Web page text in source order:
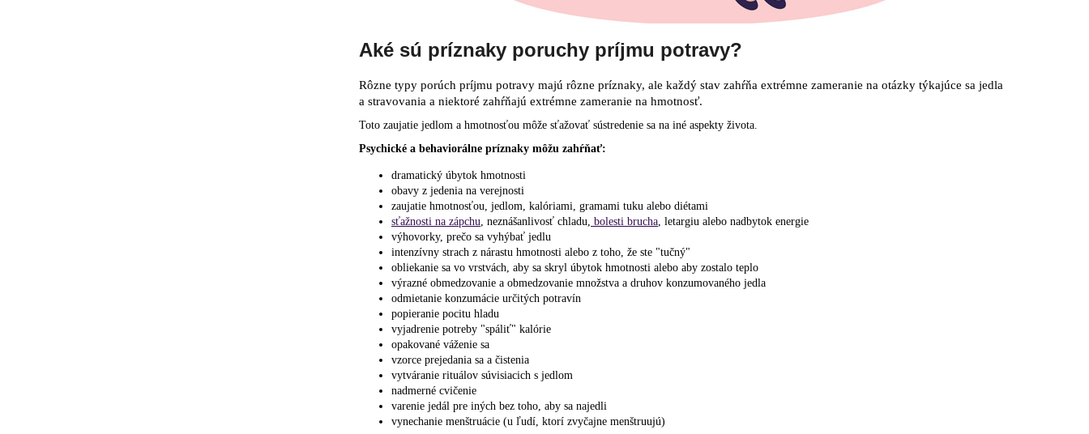
Aké sú príznaky poruchy príjmu potravy?
Rôzne typy porúch príjmu potravy majú rôzne príznaky, ale každý stav zahŕňa extrémne zameranie na otázky týkajúce sa jedla
a stravovania a niektoré zahŕňajú extrémne zameranie na hmotnosť.
Toto zaujatie jedlom a hmotnosťou môže sťažovať sústredenie sa na iné aspekty života.
Psychické a behaviorálne príznaky môžu zahŕňať:
dramatický úbytok hmotnosti
obavy z jedenia na verejnosti
zaujatie hmotnosťou, jedlom, kalóriami, gramami tuku alebo diétami
sťažnosti na zápchu , neznášanlivosť chladu, bolesti brucha , letargiu alebo nadbytok energie
výhovorky, prečo sa vyhýbať jedlu
intenzívny strach z nárastu hmotnosti alebo z toho, že ste "tučný"
obliekanie sa vo vrstvách, aby sa skryl úbytok hmotnosti alebo aby zostalo teplo
výrazné obmedzovanie a obmedzovanie množstva a druhov konzumovaného jedla
odmietanie konzumácie určitých potravín
popieranie pocitu hladu
vyjadrenie potreby "spáliť" kalórie
opakované váženie sa
vzorce prejedania sa a čistenia
vytváranie rituálov súvisiacich s jedlom
nadmerné cvičenie
varenie jedál pre iných bez toho, aby sa najedli
vynechanie menštruácie (u ľudí, ktorí zvyčajne menštruujú)